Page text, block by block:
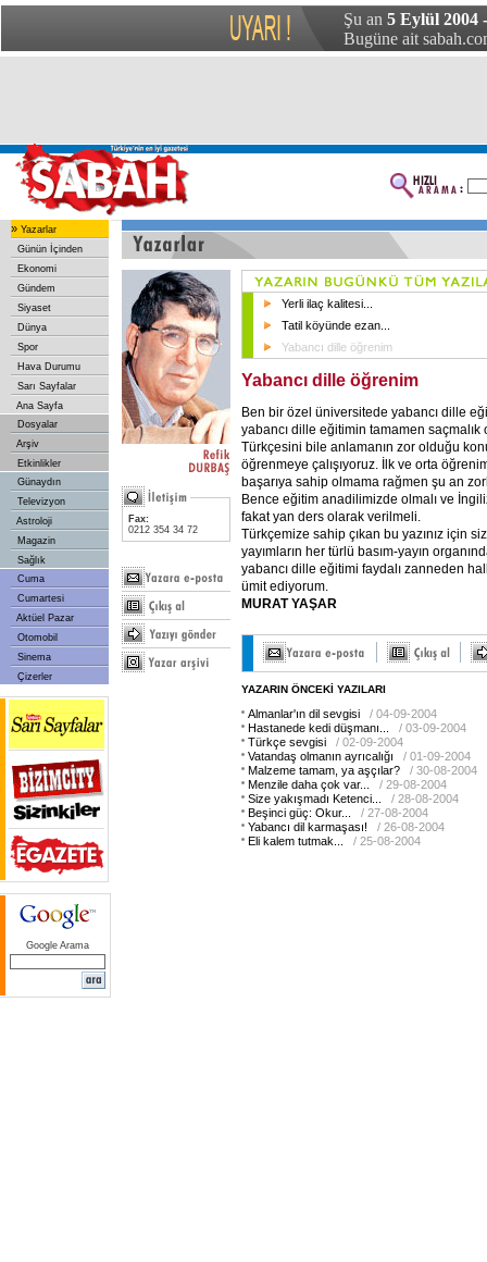
Şu an 5 Eylül 2004
Bugüne ait
» Yazarlar
Günün İçinden
Ekonomi
Gündem
Siyaset
Dünya
Spor
Hava Durumu
Sarı Sayfalar
Ana Sayfa
Dosyalar
Arşiv
Etkinlikler
Günaydın
Televizyon
Astroloji
Magazin
Sağlık
Cuma
Cumartesi
Aktüel Pazar
Otomobil
Sinema
Çizerler
Google Arama
Fax:
0212 354 34 72
Yerli ilaç kalitesi...
Tatil köyünde ezan...
Yabancı dille öğrenim
Yabancı dille öğrenim
Ben bir özel üniversitede yabancı dille
yabancı dille eğitimin tamamen saçmalık
Türkçesini bile anlamanın zor olduğu
öğrenmeye çalışıyoruz. İlk ve orta
başarıya sahip olmama rağmen şu an
Bence eğitim anadilimizde olmalı ve
fakat yan ders olarak verilmeli.
Türkçemize sahip çıkan bu yazınız için
yayımların her türlü basım-yayın
yabancı dille eğitimi faydalı zanneden
ümit ediyorum.
MURAT YAŞAR
YAZARIN ÖNCEKİ YAZILARI
Almanlar'ın dil sevgisi
/ 04-09-2004
Hastanede kedi düşmanı...
/ 03-09-2004
Türkçe sevgisi
/ 02-09-2004
Vatandaş olmanın ayrıcalığı
/ 01-09-2004
Malzeme tamam, ya aşçılar?
/ 30-08-2004
Menzile daha çok var...
/ 29-08-2004
Size yakışmadı Ketenci...
/ 28-08-2004
Beşinci güç: Okur...
/ 27-08-2004
Yabancı dil karmaşası!
/ 26-08-2004
Eli kalem tutmak...
/ 25-08-2004